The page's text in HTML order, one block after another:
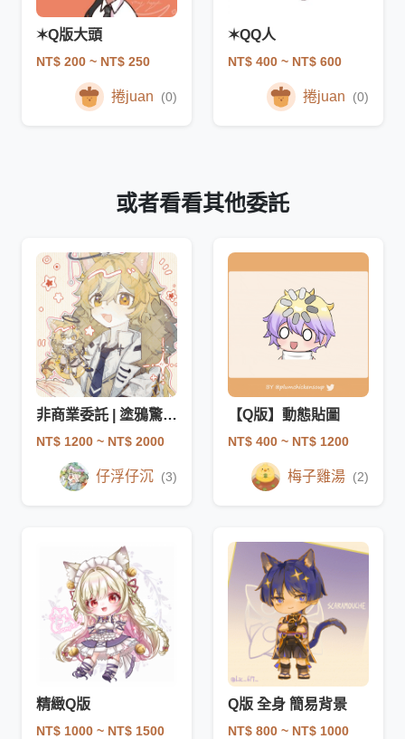
✶Q版大頭
NT$ 200 ~ NT$ 250
捲juan (0)
✶QQ人
NT$ 400 ~ NT$ 600
捲juan (0)
或者看看其他委託
非商業委託 | 塗鴉驚喜包
NT$ 1200 ~ NT$ 2000
仔浮仔沉 (3)
【Q版】動態貼圖
NT$ 400 ~ NT$ 1200
梅子雞湯 (2)
精緻Q版
NT$ 1000 ~ NT$ 1500
Q版 全身 簡易背景
NT$ 800 ~ NT$ 1000